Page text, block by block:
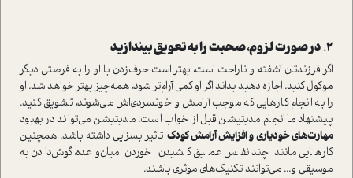
۲. در صورت لزوم، صحبت را به تعویق بیندازید
اگر فرزندتان آشفته و ناراحت است، بهتر است حرف‌زدن با او را به فرصتی دیگر
موکول کنید. اجازه دهید بداند اگر او کمی آرام‌تر شود، همه‌چیز بهتر خواهد شد. او
را به انجام کارهایی که موجب آرامش و خونسردی‌اش می‌شوند، تشویق کنید.
پیشنهاد ما انجام مدیتیشن قبل از خواب است. مدیتیشن می‌تواند در بهبود
مهارت‌های خودیاری و افزایش آرامش کودک تاثیر بسزایی داشته باشد. همچنین
کارهایی مانند چند نفس عمیق کشیدن، خوردن میان‌وعده،‌ گوش‌دادن به
موسیقی و... می‌توانند تکنیک‌های موثری باشند.